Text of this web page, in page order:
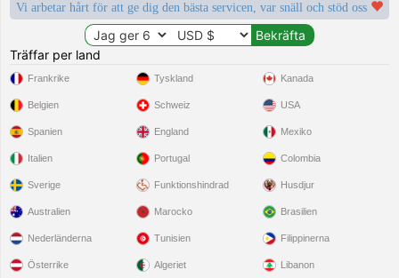
Vi arbetar hårt för att ge dig den bästa servicen, var snäll och stöd oss
Träffar per land
Frankrike
Belgien
Spanien
Italien
Sverige
Tyskland
Schweiz
England
Portugal
Funktionshindrad
Kanada
USA
Mexiko
Colombia
Husdjur
Australien
Nederländerna
Österrike
Marocko
Tunisien
Algeriet
Brasilien
Filippinerna
Libanon